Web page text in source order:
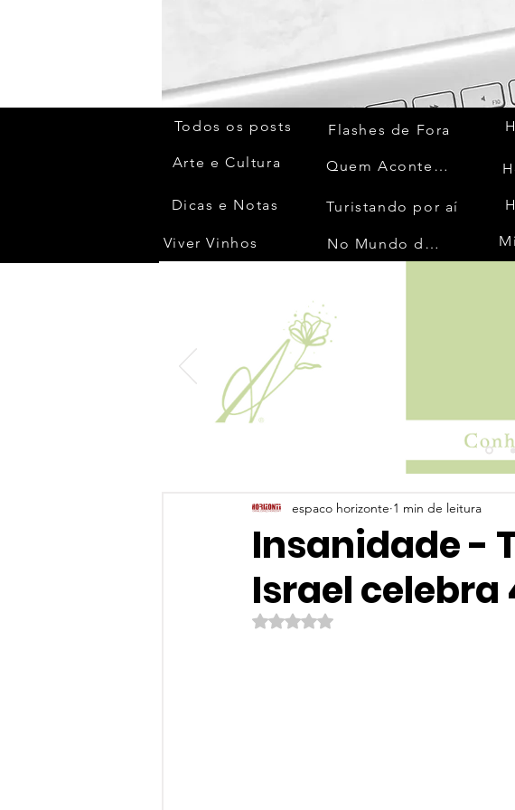
Todos os posts
Arte e Cultura
Dicas e Notas
Viver Vinhos
Flashes de Fora
Quem Acontece
Turistando por aí
No Mundo da Moda
Insanidade -
Israel celebra
espaco horizonte 1 min de leitura
Avaliado com NaN de 5 estrelas.